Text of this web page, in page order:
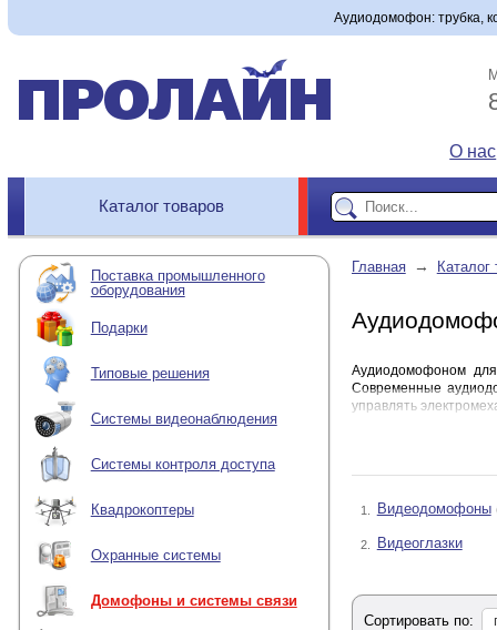
Аудиодомофон: трубка,
О нас
Каталог товаров
Поставка промышленного
оборудования
Подарки
Типовые решения
Системы видеонаблюдения
Системы контроля доступа
Квадрокоптеры
Охранные системы
Домофоны и системы связи
Главная → Каталог
Аудиодомофоном
Современные
управлять
Аудиотрубка -
системы,
Hands-free –
1. Видеодомофоны
2. Видеоглазки
Сортировать по: